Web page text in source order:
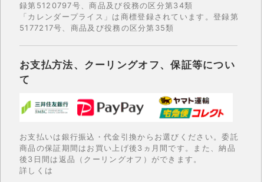
録第5120797号、商品及び役務の区分第34類
「カレンダープライス」は商標登録されています。登録第
5177217号、商品及び役務の区分第35類
お支払方法、クーリングオフ、保証等につい
て
お支払いは銀行振込・代金引換からお選びください。委託
商品の保証期間はお買い上げ後3ヵ月間です。また、納品
後3日間は返品（クーリングオフ）ができます。
詳しくは